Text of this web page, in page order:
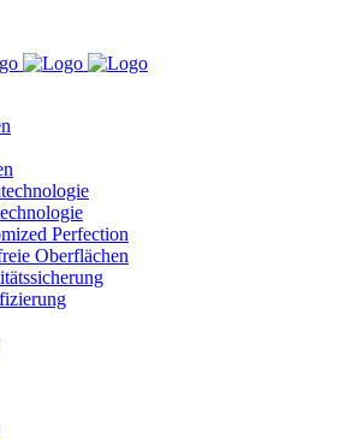
Perfection
Oberflächen